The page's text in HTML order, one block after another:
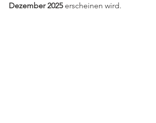
Dezember 2025 erscheinen wird.